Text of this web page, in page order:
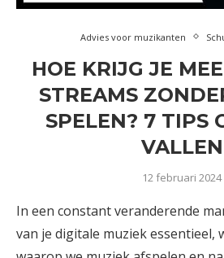
Advies voor muzikanten
HOE KRIJG JE
STREAMS
SPELEN? 7 TIPS
VALLEN
12 februari 2024
In een constant veranderende
van je digitale muziek essentieel,